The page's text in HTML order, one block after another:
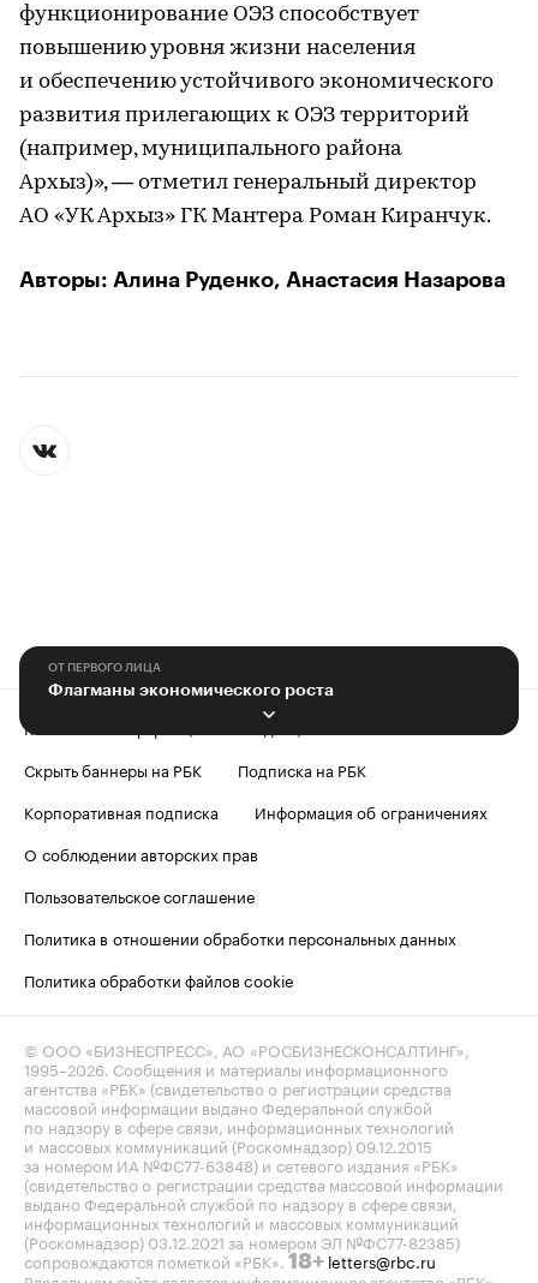
функционирование ОЭЗ способствует
повышению уровня жизни населения
и обеспечению устойчивого экономического
развития прилегающих к ОЭЗ территорий
(например, муниципального района
Архыз)», — отметил генеральный директор
АО «УК Архыз» ГК Мантера Роман Киранчук.
Авторы: Алина Руденко, Анастасия Назарова
ОТ ПЕРВОГО ЛИЦА
Флагманы экономического роста
Контактная информация
Редакция
Скрыть баннеры на РБК
Подписка на РБК
Корпоративная подписка
Информация об ограничениях
О соблюдении авторских прав
Пользовательское соглашение
Политика в отношении обработки персональных данных
Политика обработки файлов cookie
© ООО «БИЗНЕСПРЕСС», АО «РОСБИЗНЕСКОНСАЛТИНГ»,
1995–2026 . Сообщения и материалы информационного
агентства «РБК» (свидетельство о регистрации средства
массовой информации выдано Федеральной службой
по надзору в сфере связи, информационных технологий
и массовых коммуникаций (Роскомнадзор) 09.12.2015
за номером ИА №ФС77-63848) и сетевого издания «РБК»
(свидетельство о регистрации средства массовой информации
выдано Федеральной службой по надзору в сфере связи,
информационных технологий и массовых коммуникаций
(Роскомнадзор) 03.12.2021 за номером ЭЛ №ФС77-82385)
сопровождаются пометкой «РБК». 18+ letters@rbc.ru